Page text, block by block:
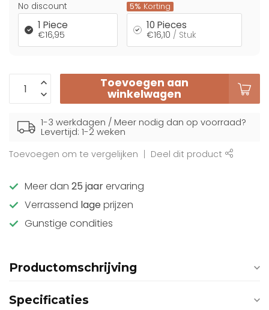
No discount
1 Piece
€16,95
5% Korting
10 Pieces
€16,10 / Stuk
Toevoegen aan
winkelwagen
1-3 werkdagen / Meer nodig dan op voorraad?
Levertijd: 1-2 weken
Toevoegen om te vergelijken
Deel dit product
Meer dan 25 jaarervaring
Verrassend lage prijzen
Gunstige condities
Productomschrijving
Specificaties